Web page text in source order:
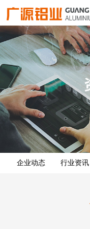
企业动态 行业资讯